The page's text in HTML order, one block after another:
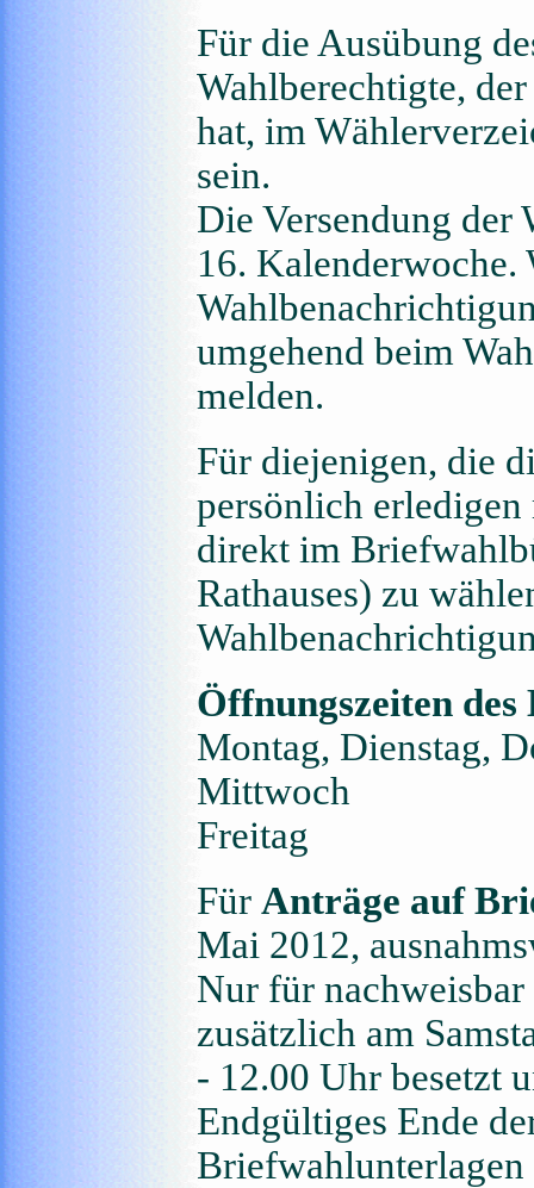
Für die Ausübung
Wahlberechtigte,
hat, im
sein.
Die Versendung der
16. Kalenderwoche.
umgehend beim
melden.
Für diejenigen, die
persönlich
direkt im
Rathauses) zu
Öffnungszeiten
Montag,
Mittwoch
Freitag
Für Anträge auf
Mai 2012,
Nur für
zusätzlich am
- 12.00 Uhr besetzt
Endgültiges Ende